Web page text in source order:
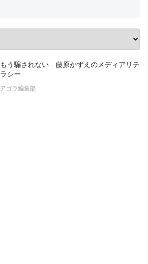
もう騙されない 藤原かずえのメディアリテ
ラシー
アゴラ編集部